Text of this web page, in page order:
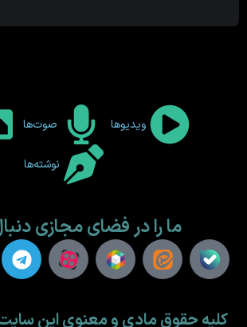
ویدیوها صوت‌ها
نوشته‌ها
ما را در فضای مجازی
کلیه حقوق مادی و معنوی این